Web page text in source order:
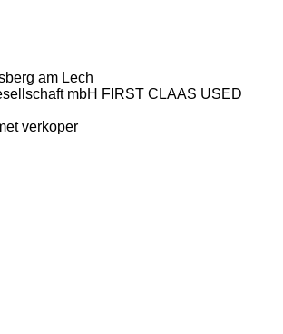
am Lech
mbH FIRST CLAAS USED
verkoper